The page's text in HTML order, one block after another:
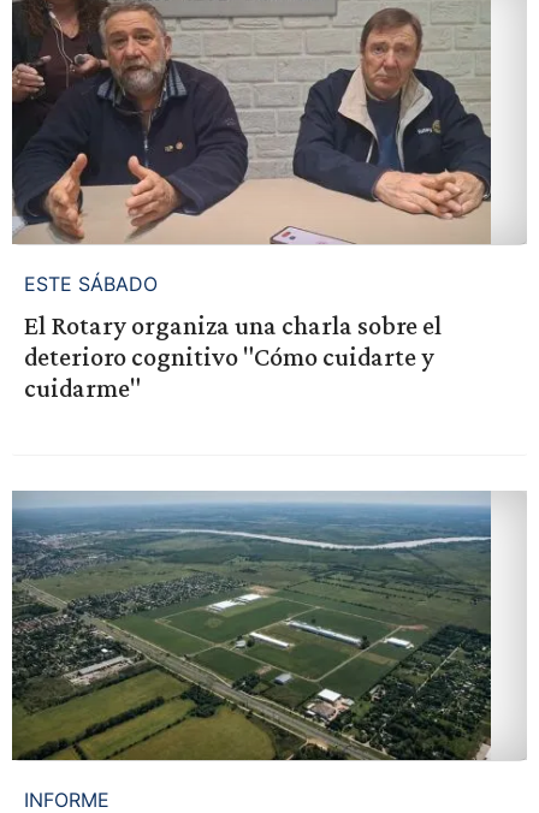
ESTE SÁBADO
El Rotary organiza una charla sobre el
deterioro cognitivo "Cómo cuidarte y
cuidarme"
INFORME